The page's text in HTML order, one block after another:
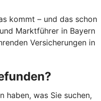
kommt – und das schon
Marktführer in Bayern
Versicherungen in
haben, was Sie suchen,